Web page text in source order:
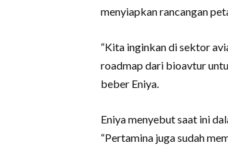
menyiapkan rancangan
“Kita inginkan di sektor
roadmap dari bioavtur
beber Eniya.
Eniya menyebut saat ini
“Pertamina juga sudah